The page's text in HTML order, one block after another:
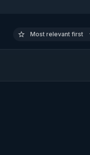
Most relevant first